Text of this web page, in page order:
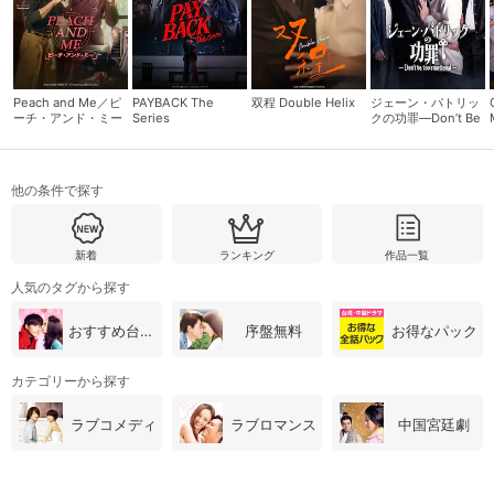
会員設定 会員情報 閉じる
会員情報変更
基本情報、本人連絡先、パスワード 、クレ
ジットカード情報の変更が可能です。
決済方法変更
Myクーポン
現在獲得済みのお得なクーポンを確認でき
購入履歴
レンタル、購入、定額見放題の購入履歴の
確認が可能です。こちらから視聴いただく
と便利です。
Peach and Me／ピ
ーチ・アンド・ミー
PAYBACK The
Series
双程 Double Helix
ジェーン・パトリッ
クの功罪―Don’t Be
他の条件で探す
新着 ランキング 作品一覧
人気のタグから探す
おすすめ台湾・中国ドラマ 序盤無料 お得なパック
カテゴリーから探す
ラブコメディ ラブロマンス 中国宮廷劇